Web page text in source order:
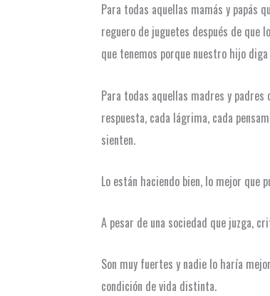
Para todas aquellas mamás y papás
reguero de juguetes después de que
que tenemos porque nuestro hijo
Para todas aquellas madres y
respuesta, cada lágrima, cada
sienten.
Lo están haciendo bien, lo mejor que
A pesar de una sociedad que juzga,
Son muy fuertes y nadie lo haría
condición de vida distinta.